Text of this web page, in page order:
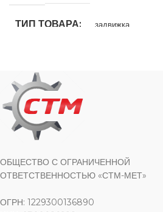
ДЛИНА 70 мм
ШЛИЦ наружный шестигранник
ГОЛОВКА
ПОКРЫТИЕ без покрытия
ШАГ РЕЗЬБЫ
ТИП ТОВАРА задвижка
ЦВЕТ черный
МАТЕРИАЛ
ДИАМЕТР 6″, Ду 150
УПРАВЛЕНИЕ
ОБЩЕСТВО С ОГРАНИЧЕННОЙ
ОТВЕТСТВЕННОСТЬЮ «СТМ-МЕТ»
ОГРН: 1229300136890